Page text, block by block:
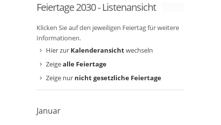
Feiertage 2030 - Listenansicht
Klicken Sie auf den jeweiligen Feiertag für weitere
Informationen.
Hier zur Kalenderansichtwechseln
Zeigealle Feiertage
Zeige nur nicht gesetzliche Feiertage
Januar